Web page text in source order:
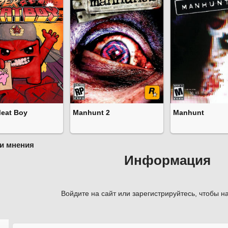
Boy Manhunt 2 Manhunt
мнения
Информация
Войдите на сайт или зарегистрируйтесь, чтобы